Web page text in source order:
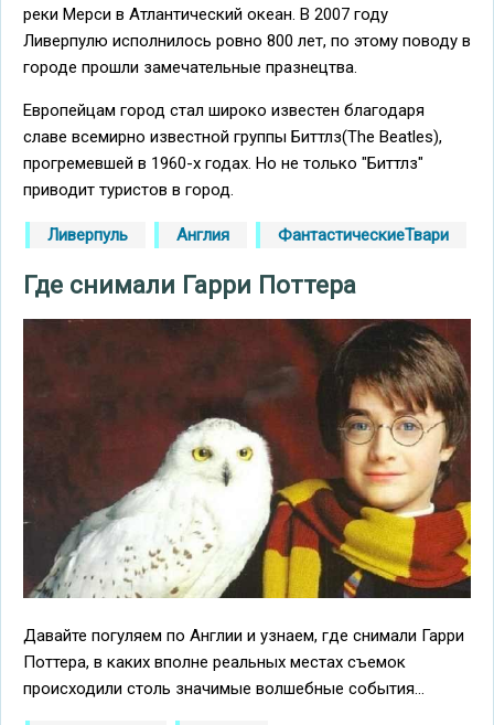
реки Мерси в Атлантический океан. В 2007 году
Ливерпулю исполнилось ровно 800 лет, по этому поводу в
городе прошли замечательные празнецтва.
Европейцам город стал широко известен благодаря
славе всемирно известной группы Биттлз(The Beatles),
прогремевшей в 1960-х годах. Но не только "Биттлз"
приводит туристов в город.
Ливерпуль Англия ФантастическиеТвари
Где снимали Гарри Поттера
Давайте погуляем по Англии и узнаем, где снимали Гарри
Поттера, в каких вполне реальных местах съемок
происходили столь значимые волшебные события...